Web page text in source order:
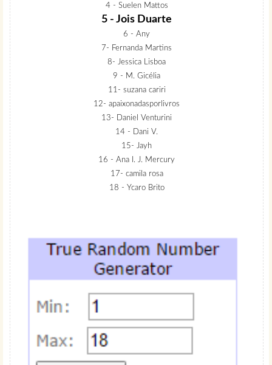
4 - Suelen Mattos
5 - Jois Duarte
6 - Any
7- Fernanda Martins
8- Jessica Lisboa
9 - M. Gicélia
11- suzana cariri
12- apaixonadasporlivros
13- Daniel Venturini
14 - Dani V.
15- Jayh
16 - Ana I. J. Mercury
17- camila rosa
18 - Ycaro Brito